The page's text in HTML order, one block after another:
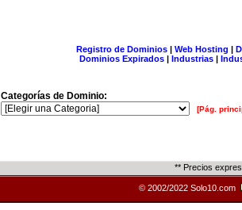
Registro de Dominios| Web Hosting |
Dominios Expirados | Industrias |
Categorías de Dominio:
[Pág.
** Precios
© 2002/2022 Solo10.com